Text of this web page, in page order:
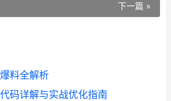
下一篇 »
料全解析
码详解与实战优化指南